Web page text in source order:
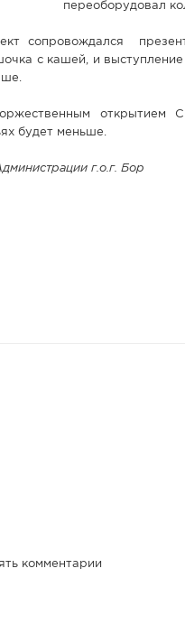
переоборудовал
сопровождался
с кашей, и
открытием
будет меньше.
г.о.г. Бор
комментарии